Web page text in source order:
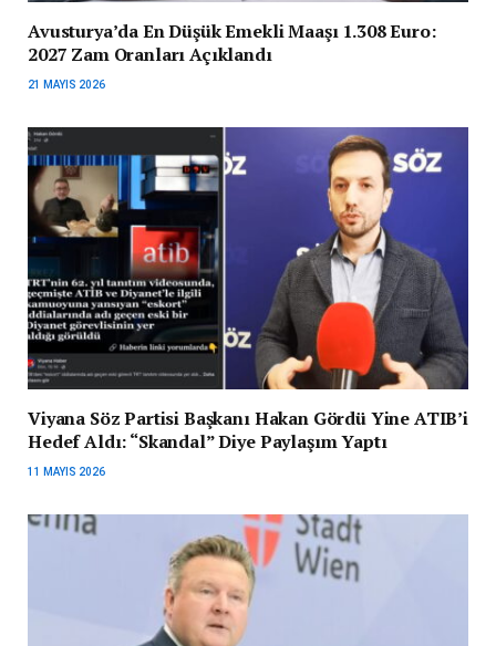
Avusturya’da En Düşük Emekli Maaşı 1.308 Euro:
2027 Zam Oranları Açıklandı
21 MAYIS 2026
Viyana Söz Partisi Başkanı Hakan Gördü Yine ATIB’i
Hedef Aldı: “Skandal” Diye Paylaşım Yaptı
11 MAYIS 2026